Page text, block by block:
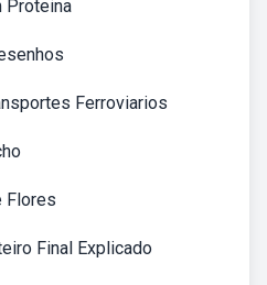
Proteina
Ferroviarios
Flores
Final Explicado